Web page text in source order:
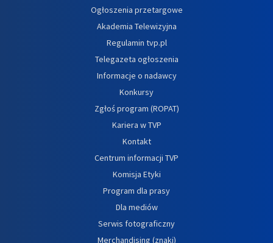
Ogłoszenia przetargowe
Akademia Telewizyjna
Regulamin tvp.pl
Telegazeta ogłoszenia
Informacje o nadawcy
Konkursy
Zgłoś program (ROPAT)
Kariera w TVP
Kontakt
Centrum informacji TVP
Komisja Etyki
Program dla prasy
Dla mediów
Serwis fotograficzny
Merchandising (znaki)